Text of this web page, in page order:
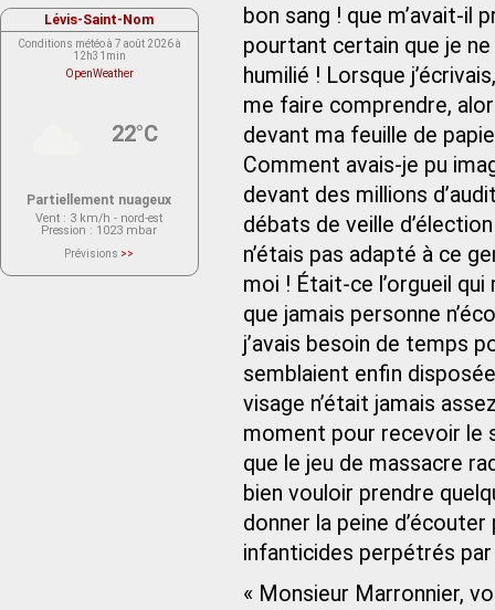
bon sang ! que m’avait‑il
pourtant certain que je
humilié ! Lorsque
me faire comprendre,
devant ma feuille de
Comment avais-je pu
devant des millions
débats de veille
n’étais pas adapté à ce
moi ! Était‑ce l’orgueil
que jamais personne
j’avais besoin de temps
semblaient enfin
visage n’était jamais
moment pour recevoir le
que le jeu de massacre
bien vouloir prendre
donner la peine
infanticides perpétrés
« Monsieur Marronnier,
Lévis-Saint-Nom
Conditions météo à 7 août 2026 à
12h31min
OpenWeather
22°C
Partiellement nuageux
Vent : 3 km/h - nord-est
Pression : 1023 mbar
Prévisions >>
actuellement aucune prévision